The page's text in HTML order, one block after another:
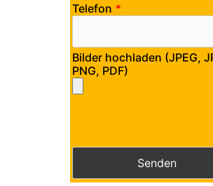
Telefon *
Bilder hochladen (JPEG,
PNG, PDF)
Bitte lasse dieses Feld leer.